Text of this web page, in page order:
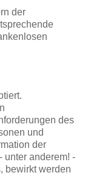
der
des
und
der
unter anderem! -
bewirkt werden